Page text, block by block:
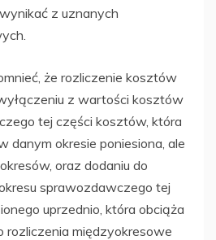
z uznanych
że rozliczenie kosztów
z wartości kosztów
tej części kosztów, która
danym okresie poniesiona, ale
oraz dodaniu do
sprawozdawczego tej
uprzednio, która obciąża
rozliczenia międzyokresowe